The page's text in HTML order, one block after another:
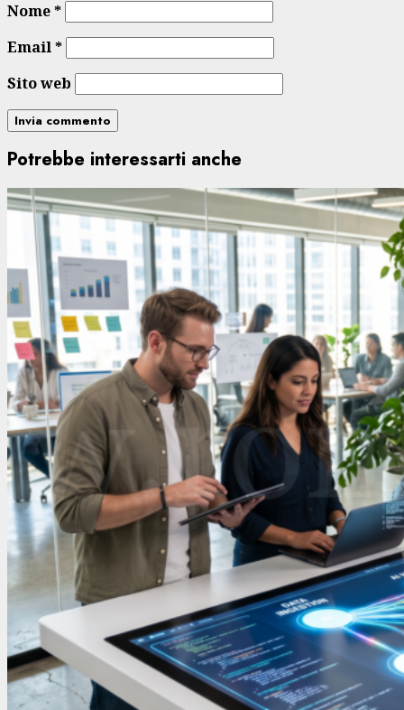
Nome*
Email*
Sito web
Potrebbe interessarti anche